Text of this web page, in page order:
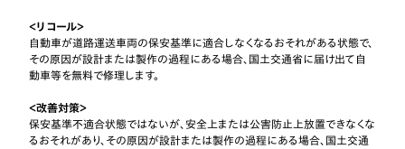
＜リコール＞
自動車が道路運送車両の保安基準に適合しなくなるおそれがある状態で、
その原因が設計または製作の過程にある場合、国土交通省に届け出て自
動車等を無料で修理します。
＜改善対策＞
保安基準不適合状態ではないが、安全上または公害防止上放置できなくな
るおそれがあり、その原因が設計または製作の過程にある場合、国土交通